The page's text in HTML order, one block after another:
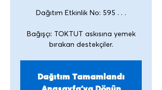
Dağıtım Etkinlik No: 595 . . .
Bağışçı: TOKTUT askısına yemek
Dağıtım Tamamlandı